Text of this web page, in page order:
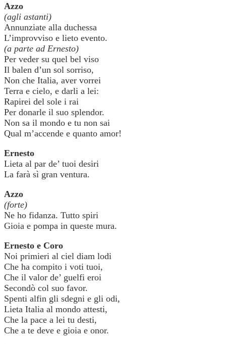
Azzo
(agli astanti)
Annunziate alla duchessa
L’improvviso e lieto evento.
(a parte ad Ernesto)
Per veder su quel bel viso
Il balen d’un sol sorriso,
Non che Italia, aver vorrei
Terra e cielo, e darli a lei:
Rapirei del sole i rai
Per donarle il suo splendor.
Non sa il mondo e tu non sai
Qual m’accende e quanto amor!
Ernesto
Lieta al par de’ tuoi desiri
La farà sì gran ventura.
Azzo
(forte)
Ne ho fidanza. Tutto spiri
Gioia e pompa in queste mura.
Ernesto e Coro
Noi primieri al ciel diam lodi
Che ha compito i voti tuoi,
Che il valor de’ guelfi eroi
Secondò col suo favor.
Spenti alfin gli sdegni e gli odi,
Lieta Italia al mondo attesti,
Che la pace a lei tu desti,
Che a te deve e gioia e onor.